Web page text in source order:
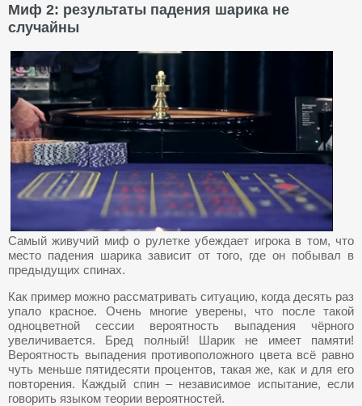
Миф 2: результаты падения шарика не
случайны
Самый живучий миф о рулетке убеждает игрока в том, что
место падения шарика зависит от того, где он побывал в
предыдущих спинах.
Как пример можно рассматривать ситуацию, когда десять раз
упало красное. Очень многие уверены, что после такой
одноцветной сессии вероятность выпадения чёрного
увеличивается. Бред полный! Шарик не имеет памяти!
Вероятность выпадения противоположного цвета всё равно
чуть меньше пятидесяти процентов, такая же, как и для его
повторения. Каждый спин – независимое испытание, если
говорить языком теории вероятностей.